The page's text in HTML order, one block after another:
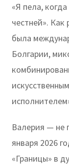
«Я пела,
честней».
была
Болгарии,
Валерия — не
января 2026
«Границы» в